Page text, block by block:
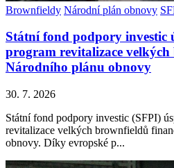
Brownfieldy Národní plán obnovy
Státní fond podpory investic
program revitalizace
Národního plánu obnovy
30. 7. 2026
Státní fond podpory investic (SFPI)
revitalizace velkých brownfieldů
obnovy. Díky evropské p...